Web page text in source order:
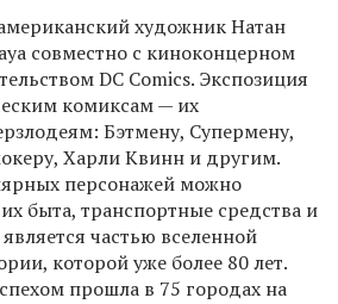
художник Натан
совместно с киноконцерном
DC Comics. Экспозиция
комиксам — их
Бэтмену, Супермену,
Харли Квинн и другим.
персонажей можно
быта, транспортные средства и
частью вселенной
которой уже более 80 лет.
прошла в 75 городах на